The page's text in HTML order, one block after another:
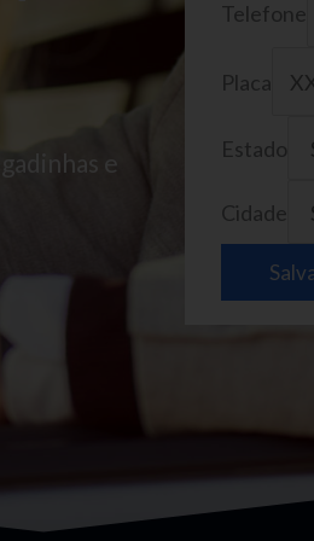
e
Telefone
Placa
Estado
Cidade